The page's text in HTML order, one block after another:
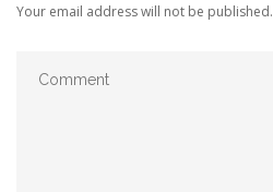
Your email address will not be published.